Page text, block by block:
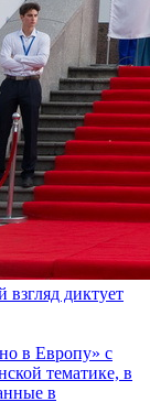
диктует
в Европу» с
тематике, в
в